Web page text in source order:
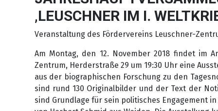
‚LEUSCHNER IM I.
Veranstaltung des Fördervereins Leuschner-
Am Montag, den 12. November 2018 findet im
Zentrum, Herderstraße 29 um 19:30 Uhr eine
aus der biographischen Forschung zu den
sind rund 130 Originalbilder und der Text der
sind Grundlage für sein politisches Engagement